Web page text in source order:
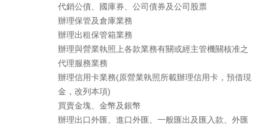
代銷公債、國庫券、公司債券及公司股票
辦理保管及倉庫業務
辦理出租保管箱業務
辦理與營業執照上各款業務有關或經主管機關核准之
代理服務業務
辦理信用卡業務(原營業執照所載辦理信用卡，預借現
金，改列本項)
買賣金塊、金幣及銀幣
辦理出口外匯、進口外匯、一般匯出及匯入款、外匯